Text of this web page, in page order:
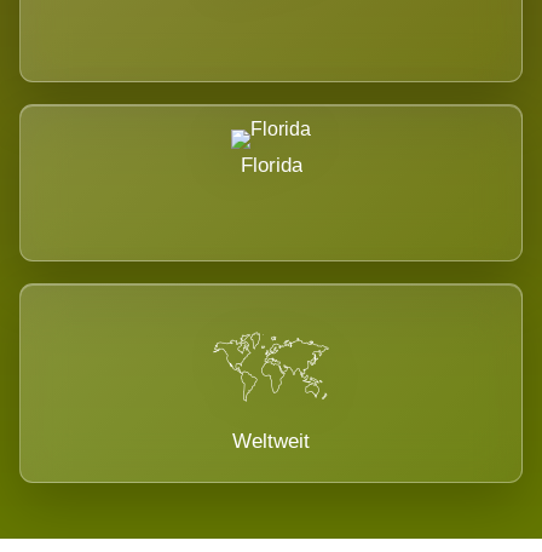
Florida
Weltweit